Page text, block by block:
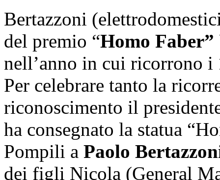
Bertazzoni
del premio “Homo Faber”
nell’anno in cui ricorrono i
Per celebrare tanto la
riconoscimento il
ha consegnato la statua
Pompili a Paolo
dei figli Nicola (General